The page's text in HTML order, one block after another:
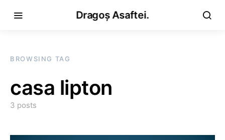
Dragoș Asaftei.
BROWSING TAG
casa lipton
3 posts